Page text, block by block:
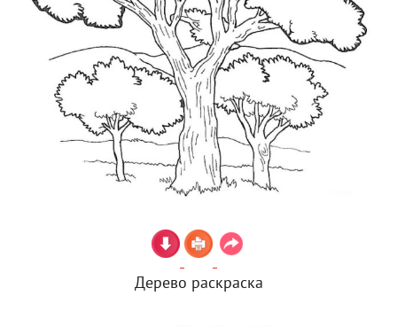
Дерево раскраска